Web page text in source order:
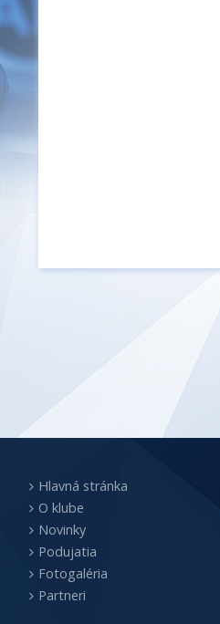
Hlavná stránka
O klube
Novinky
Podujatia
Fotogaléria
Partneri